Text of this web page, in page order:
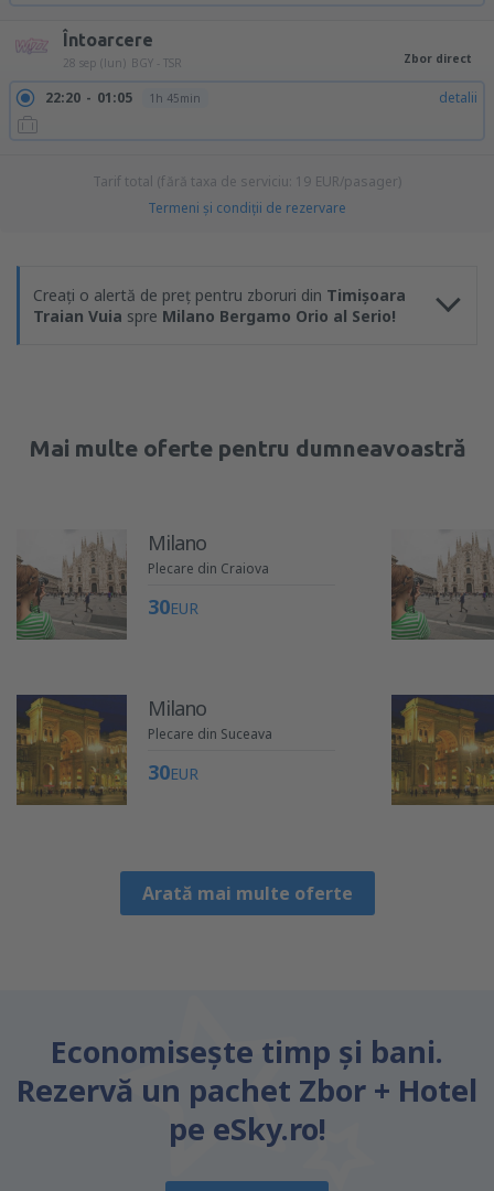
Întoarcere
28 sep (lun) BGY - TSR Zbor direct
22:20 01:05 1h 45min detalii
Tarif total (fără taxa de serviciu: 19 EUR/pasager)
Termeni şi condiţii de rezervare
Creați o alertă de preț pentru zboruri din Timișoara
Traian Vuia spre Milano Bergamo Orio al Serio!
Mai multe oferte pentru dumneavoastră
Milano
Plecare din Craiova
30EUR
Milano
Plecare din Suceava
30EUR
Arată mai multe oferte
Economiseşte timp și bani.
Rezervă un pachet Zbor + Hotel
pe eSky.ro!